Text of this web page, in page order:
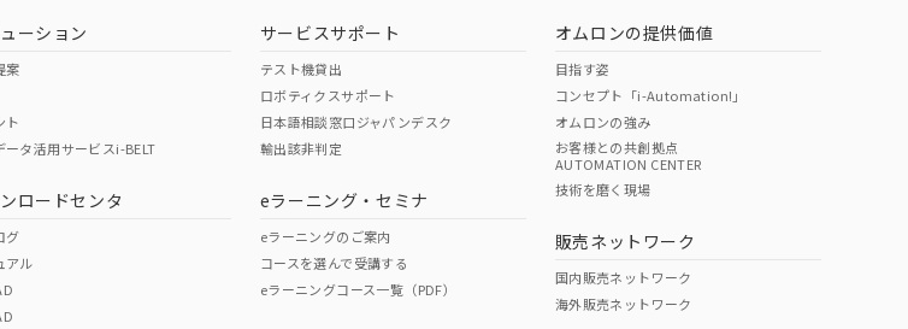
ーション
案
ト
ータ活用サービスi-BELT
ロードセンタ
グ
アル
サービスサポート
テスト機貸出
ロボティクスサポート
日本語相談窓口ジャパンデスク
輸出該非判定
eラーニング・セミナ
eラーニングのご案内
コースを選んで受講する
eラーニングコース一覧（PDF）
オムロンの提供価値
目指す姿
コンセプト「i-Automation!」
オムロンの強み
お客様との共創拠点
AUTOMATION CENTER
技術を磨く現場
販売ネットワーク
国内販売ネットワーク
海外販売ネットワーク